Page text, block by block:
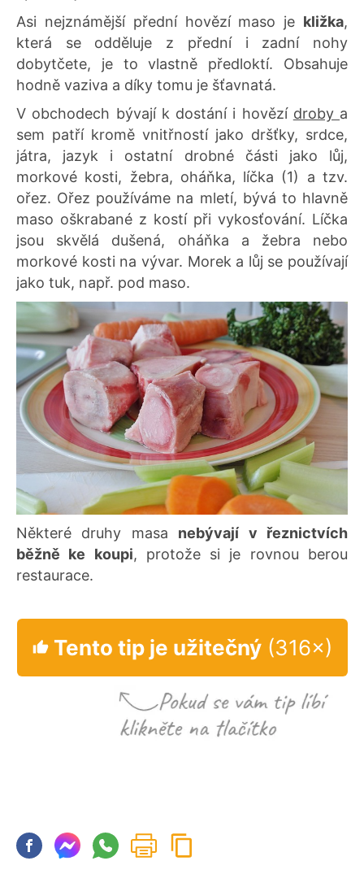
Asi nejznámější přední hovězí maso je kližka,
která se odděluje z přední i zadní nohy
dobytčete, je to vlastně předloktí. Obsahuje
hodně vaziva a díky tomu je šťavnatá.
V obchodech bývají k dostání i hovězí droby a
sem patří kromě vnitřností jako dršťky, srdce,
játra, jazyk i ostatní drobné části jako lůj,
morkové kosti, žebra, oháňka, líčka (1) a tzv.
ořez. Ořez používáme na mletí, bývá to hlavně
maso oškrabané z kostí při vykosťování. Líčka
jsou skvělá dušená, oháňka a žebra nebo
morkové kosti na vývar. Morek a lůj se používají
jako tuk, např. pod maso.
Některé druhy masa nebývají v řeznictvích
běžně ke koupi, protože si je rovnou berou
restaurace.
Tento tip je užitečný(316×)